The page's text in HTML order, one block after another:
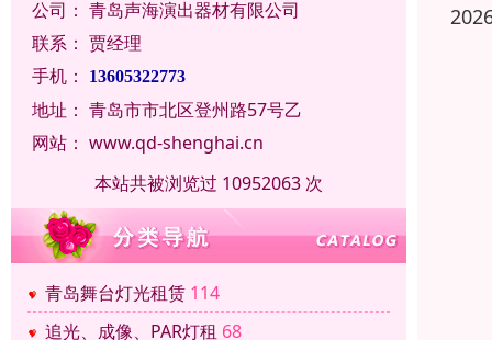
公司： 青岛声海演出器材有限公司
联系： 贾经理
手机：
13605322773
地址： 青岛市市北区登州路57号乙
网站： www.qd-shenghai.cn
本站共被浏览过 10952063 次
青岛舞台灯光租赁 114
追光、成像、PAR灯租 68